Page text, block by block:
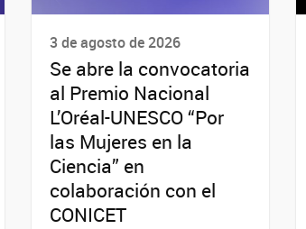
3 de agosto de 2026
Se abre la convocatoria
al Premio Nacional
L’Oréal-UNESCO “Por
las Mujeres en la
Ciencia” en
colaboración con el
CONICET